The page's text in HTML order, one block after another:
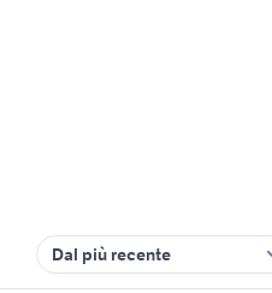
Dal più recente